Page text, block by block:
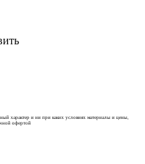
характер и ни при каких условиях материалы и цены,
офертой